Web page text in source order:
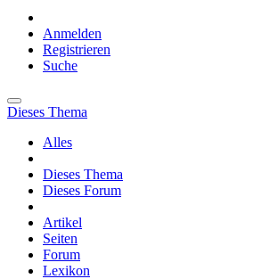
Anmelden
Registrieren
Suche
Dieses Thema
Alles
Dieses Thema
Dieses Forum
Artikel
Seiten
Forum
Lexikon